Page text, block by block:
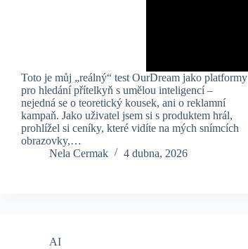
Toto je můj „reálný“ test OurDream jako platformy
pro hledání přítelkyň s umělou inteligencí –
nejedná se o teoretický kousek, ani o reklamní
kampaň. Jako uživatel jsem si s produktem hrál,
prohlížel si ceníky, které vidíte na mých snímcích
obrazovky,…
Nela Cermak
4 dubna, 2026
AI